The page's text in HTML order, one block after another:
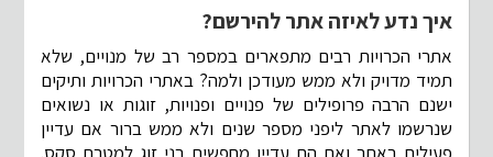
איך נדע לאיזה אתר להירשם?
אתרי הכרויות רבים מתפארים במספר רב של מנויים, שלא
תמיד מדויק ולא ממש מעודכן ולמה? באתרי הכרויות ותיקים
ישנם הרבה פרופילים של פנויים ופנויות, זוגות או נשואים
שנרשמו לאתר ליפני מספר שנים ולא ממש ברור אם עדיין